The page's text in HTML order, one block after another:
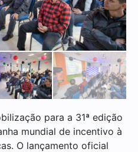
para a 31ª edição
mundial de incentivo à
O lançamento oficial